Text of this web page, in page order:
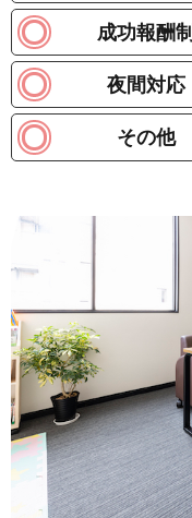
成功報酬制
夜間対応
その他